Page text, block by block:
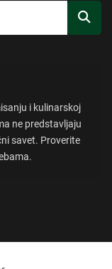
i kulinarskoj
ne predstavljaju
savet. Proverite